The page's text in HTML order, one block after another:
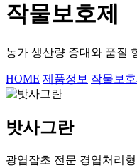
작물보호제
농가 생산량 증대와 품질
HOME 제품정보 작물보호
밧사그란
광엽잡초 전문 경엽처리형